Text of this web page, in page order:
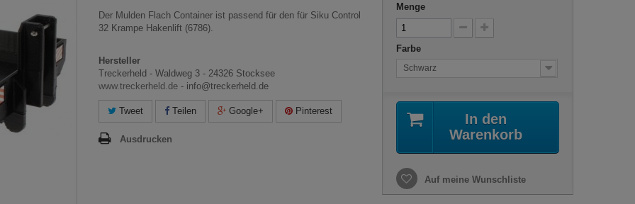
Der Mulden Flach Container ist passend für den für Siku Control
32 Krampe Hakenlift (6786).
Hersteller
Treckerheld - Waldweg 3 - 24326 Stocksee
www.treckerheld.de - info@treckerheld.de
Tweet Teilen Google+ Pinterest
Ausdrucken
Menge
Farbe
Schwarz
In den
Warenkorb
Auf meine Wunschliste